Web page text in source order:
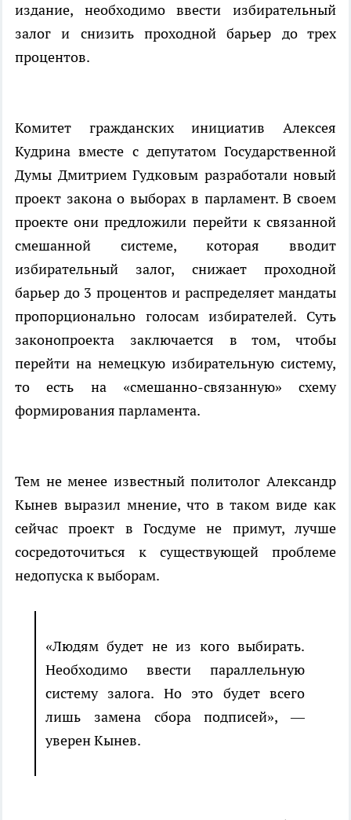
издание, необходимо ввести избирательный
залог и снизить проходной барьер до трех
процентов.
Комитет гражданских инициатив Алексея
Кудрина вместе с депутатом Государственной
Думы Дмитрием Гудковым разработали новый
проект закона о выборах в парламент. В своем
проекте они предложили перейти к связанной
смешанной системе, которая вводит
избирательный залог, снижает проходной
барьер до 3 процентов и распределяет мандаты
пропорционально голосам избирателей. Суть
законопроекта заключается в том, чтобы
перейти на немецкую избирательную систему,
то есть на «смешанно-связанную» схему
формирования парламента.
Тем не менее известный политолог Александр
Кынев выразил мнение, что в таком виде как
сейчас проект в Госдуме не примут, лучше
сосредоточиться к существующей проблеме
недопуска к выборам.
«Людям будет не из кого выбирать.
Необходимо ввести параллельную
систему залога. Но это будет всего
лишь замена сбора подписей», —
уверен Кынев.